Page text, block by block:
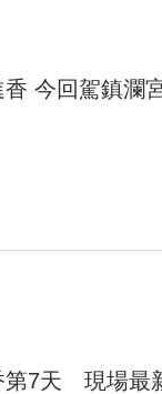
今回駕鎮瀾
第7天 現場最